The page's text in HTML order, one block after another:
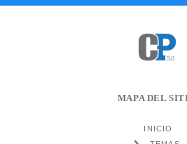
MAPA DEL
INICIO